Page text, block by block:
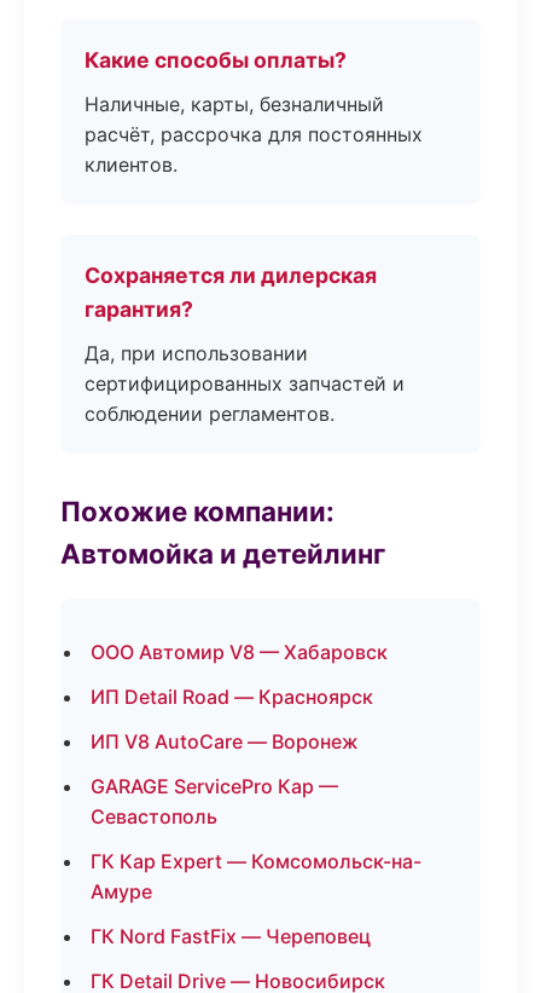
Какие способы оплаты?
Наличные, карты, безналичный
расчёт, рассрочка для постоянных
клиентов.
Сохраняется ли дилерская
гарантия?
Да, при использовании
сертифицированных запчастей и
соблюдении регламентов.
Похожие компании:
Автомойка и детейлинг
ООО Автомир V8 — Хабаровск
ИП Detail Road — Красноярск
ИП V8 AutoCare — Воронеж
GARAGE ServicePro Кар —
Севастополь
ГК Кар Expert — Комсомольск-на-
Амуре
ГК Nord FastFix — Череповец
ГК Detail Drive — Новосибирск